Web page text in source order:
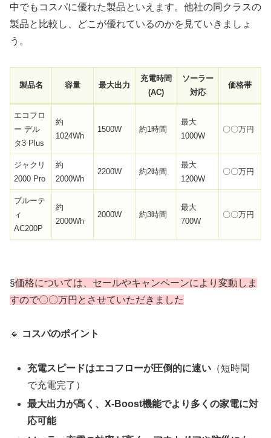
中でもコスパに優れた製品といえます。他社の同クラスの
製品と比較し、どこが優れているのかを見ていきましょ
う。
製品名 容量 最大出力
充電時間
(AC)
ソーラー
対応
価格帯
エコフロ
ー デル
タ3 Plus
約
1024Wh
1500W 約1時間
最大
1000W
〇〇万円
ジャクリ
2000 Pro
約
2000Wh
2200W 約2時間
最大
1200W
〇〇万円
ブルーテ
ィ
AC200P
約
2000Wh
2000W 約3時間
最大
700W
〇〇万円
§価格については、セールやキャンペーンにより変動しま
すので〇〇万円とさせていただきました
🔹 コスパのポイント
充電スピードはエコフローが圧倒的に速い （短時間
で充電完了）
最大出力が高く、X-Boost機能でより多くの家電に対
応可能